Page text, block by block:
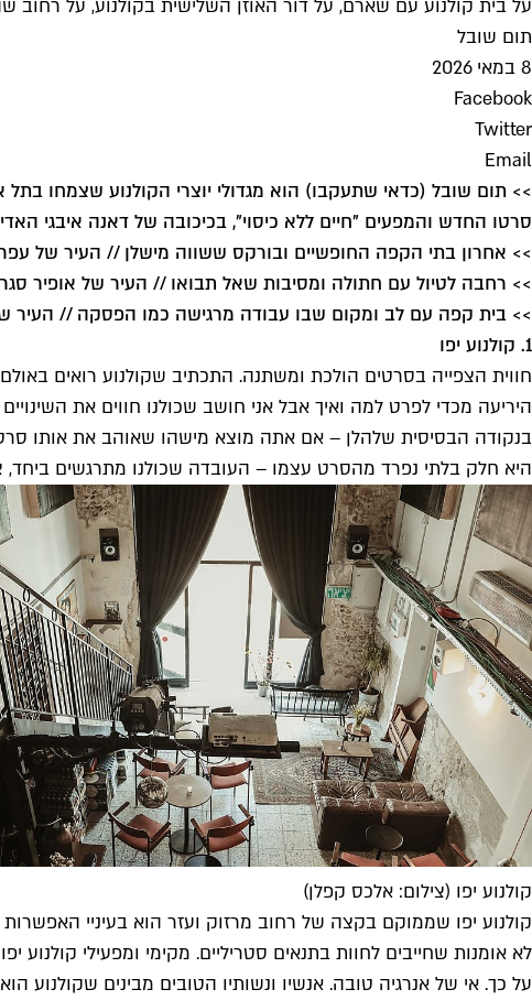
על בית קולנוע עם שארם, על דור האוזן השלישית בקולנוע, על רחוב
תום שובל
8 במאי 2026
Facebook
Twitter
Email
>> תום שובל (כדאי שתעקבו) הוא מגדולי יוצרי הקולנוע שצמחו
סרטו החדש והמפעים "חיים ללא כיסוי", בכיכובה של דאנה איבגי
>> אחרון בתי הקפה החופשיים ובורקס ששווה מישלן // העיר של עפרי
>> רחבה לטיול עם חתולה ומסיבות שאל תבואו // העיר של אופיר
>> בית קפה עם לב ומקום שבו עבודה מרגישה כמו הפסקה // העיר של
1. קולנוע יפו
חווית הצפייה בסרטים הולכת ומשתנה. התכתיב שקולנוע רואים
היריעה מכדי לפרט למה ואיך אבל אני חושב שכולנו חווים את
בנקודה הבסיסית שלהלן – אם אתה מוצא מישהו שאוהב את אותו
היא חלק בלתי נפרד מהסרט עצמו – העובדה שכולנו מתרגשים
קולנוע יפו (צילום: אלכס קפלן)
קולנוע יפו שממוקם בקצה של רחוב מרזוק ועזר הוא בעיניי
לא אומנות שחייבים לחוות בתנאים סטריליים. מקימי ומפעילי
על כך. אי של אנרגיה טובה. אנשיו ונשותיו הטובים מבינים שקולנוע